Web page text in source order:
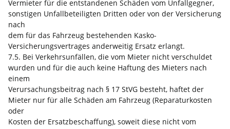
Vermieter für die entstandenen Schäden vom Unfallgegner,
sonstigen Unfallbeteiligten Dritten oder von der Versicherung
nach
dem für das Fahrzeug bestehenden Kasko-
Versicherungsvertrages anderweitig Ersatz erlangt.
7.5. Bei Verkehrsunfällen, die vom Mieter nicht verschuldet
wurden und für die auch keine Haftung des Mieters nach
einem
Verursachungsbeitrag nach § 17 StVG besteht, haftet der
Mieter nur für alle Schäden am Fahrzeug (Reparaturkosten
oder
Kosten der Ersatzbeschaffung), soweit diese nicht vom